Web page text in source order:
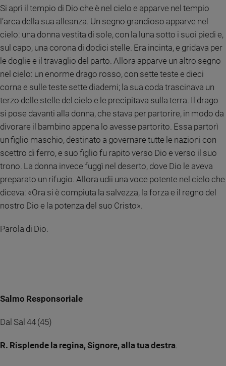
fede
Parola
del
giorno
Santo
giorno
Società
valori
e
Creato
Volontariato
Diritti
Aziende
di
Caso
inclusione
e
spettacoli
Si aprì il tempio di Dio che è nel cielo e apparve nel tempio
l’arca della sua alleanza. Un segno grandioso apparve nel
cielo: una donna vestita di sole, con la luna sotto i suoi piedi e,
sul capo, una corona di dodici stelle. Era incinta, e gridava per
le doglie e il travaglio del parto. Allora apparve un altro segno
nel cielo: un enorme drago rosso, con sette teste e dieci
corna e sulle teste sette diademi; la sua coda trascinava un
terzo delle stelle del cielo e le precipitava sulla terra. Il drago
si pose davanti alla donna, che stava per partorire, in modo da
divorare il bambino appena lo avesse partorito. Essa partorì
un figlio maschio, destinato a governare tutte le nazioni con
scettro di ferro, e suo figlio fu rapito verso Dio e verso il suo
trono. La donna invece fuggì nel deserto, dove Dio le aveva
preparato un rifugio. Allora udii una voce potente nel cielo che
diceva: «Ora si è compiuta la salvezza, la forza e il regno del
nostro Dio e la potenza del suo Cristo».
Parola di Dio.
Salmo Responsoriale
Dal Sal 44 (45)
R. Risplende la regina, Signore, alla tua destra.